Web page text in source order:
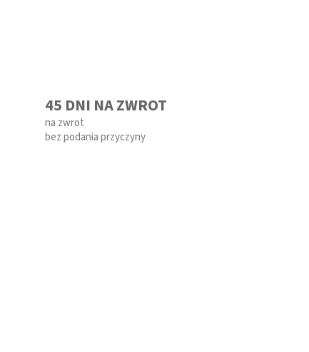
45 DNI NA ZWROT
na zwrot
bez podania przyczyny